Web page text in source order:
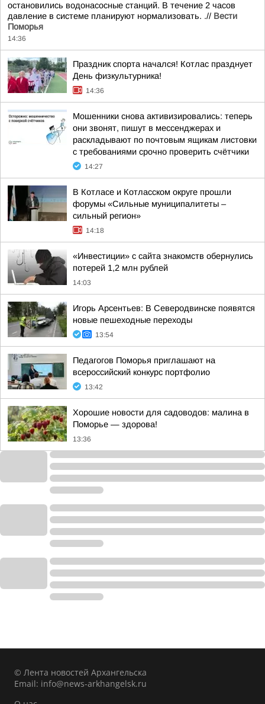
остановились водонасосные станций. В течение 2 часов
давление в системе планируют нормализовать. .// Вести
Поморья
14:36
Праздник спорта начался! Котлас празднует
День физкультурника!
14:36
Мошенники снова активизировались: теперь
они звонят, пишут в мессенджерах и
раскладывают по почтовым ящикам листовки
с требованиями срочно проверить счётчики
14:27
В Котласе и Котласском округе прошли
форумы «Сильные муниципалитеты –
сильный регион»
14:18
«Инвестиции» с сайта знакомств обернулись
потерей 1,2 млн рублей
14:03
Игорь Арсентьев: В Северодвинске появятся
новые пешеходные переходы
13:54
Педагогов Поморья приглашают на
всероссийский конкурс портфолио
13:42
Хорошие новости для садоводов: малина в
Поморье — здорова!
13:36
© Лента новостей Архангельска
Email: info@news-arkhangelsk.ru